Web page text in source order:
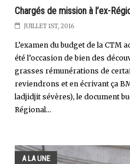
Chargés de mission à l’ex-
JUILLET 1ST, 2016
L’examen du budget de la CTM
été l’occasion de bien des
grasses rémunérations de
reviendrons et en écrivant ça
ladjidjit sévères), le document
Régional...
A LA UNE